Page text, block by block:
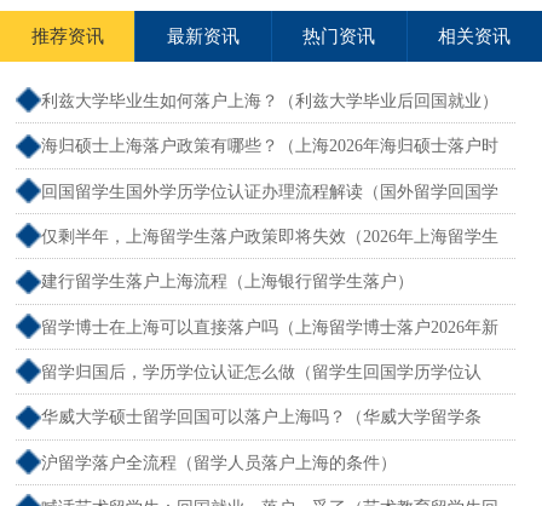
推荐资讯 最新资讯 热门资讯 相关资讯
利兹大学毕业生如何落户上海？（利兹大学毕业后回国就业）
海归硕士上海落户政策有哪些？（上海2026年海归硕士落户时
间要求）
回国留学生国外学历学位认证办理流程解读（国外留学回国学
历认证网站）
仅剩半年，上海留学生落户政策即将失效（2026年上海留学生
落户新规）
建行留学生落户上海流程（上海银行留学生落户）
留学博士在上海可以直接落户吗（上海留学博士落户2026年新
政）
留学归国后，学历学位认证怎么做（留学生回国学历学位认
证）
华威大学硕士留学回国可以落户上海吗？（华威大学留学条
件）
沪留学落户全流程（留学人员落户上海的条件）